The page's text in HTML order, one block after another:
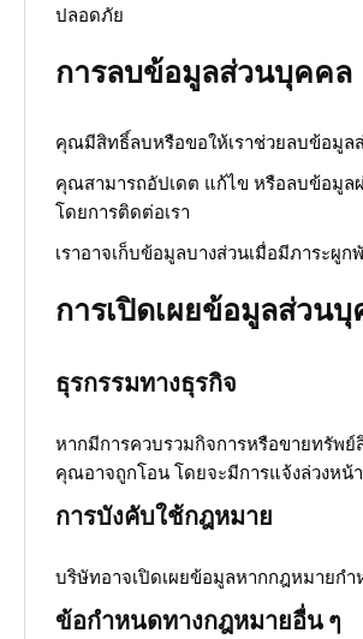
ปลอดภัย
การลบข้อมูลส่วนบุคคล
คุณมีสิทธิ์ลบหรือขอให้เราช่วยลบข้อมูล
คุณสามารถอัปเดต แก้ไข หรือลบข้อมู
โดยการติดต่อเรา
เราอาจเก็บข้อมูลบางส่วนเมื่อมีภาระผู
การเปิดเผยข้อมูลส่วน
ธุรกรรมทางธุรกิจ
หากมีการควบรวมกิจการหรือขายทรัพ
คุณอาจถูกโอน โดยจะมีการแจ้งล่วงหน้า
การบังคับใช้กฎหมาย
บริษัทอาจเปิดเผยข้อมูลหากกฎหมายกำ
ข้อกำหนดทางกฎหมายอื่น ๆ